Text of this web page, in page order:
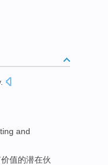
.
and
价值的潜在伙